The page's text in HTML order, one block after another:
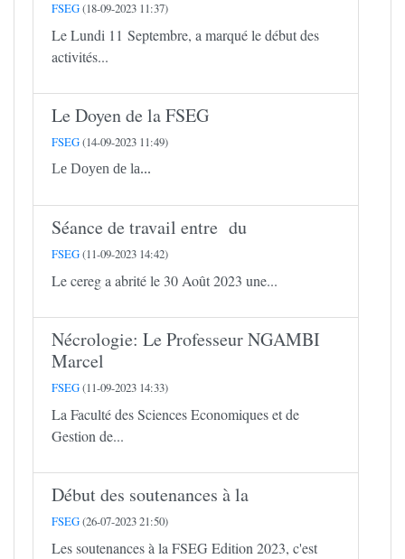
FSEG(18-09-2023 11:37)
Le Lundi 11 Septembre, a marqué le début des
activités...
Le Doyen de la FSEG
FSEG(14-09-2023 11:49)
Le Doyen de la...
Séance de travail entre du
FSEG(11-09-2023 14:42)
Le cereg a abrité le 30 Août 2023 une...
Nécrologie: Le Professeur NGAMBI
Marcel
FSEG(11-09-2023 14:33)
La Faculté des Sciences Economiques et de
Gestion de...
Début des soutenances à la
FSEG(26-07-2023 21:50)
Les soutenances à la FSEG Edition 2023, c'est